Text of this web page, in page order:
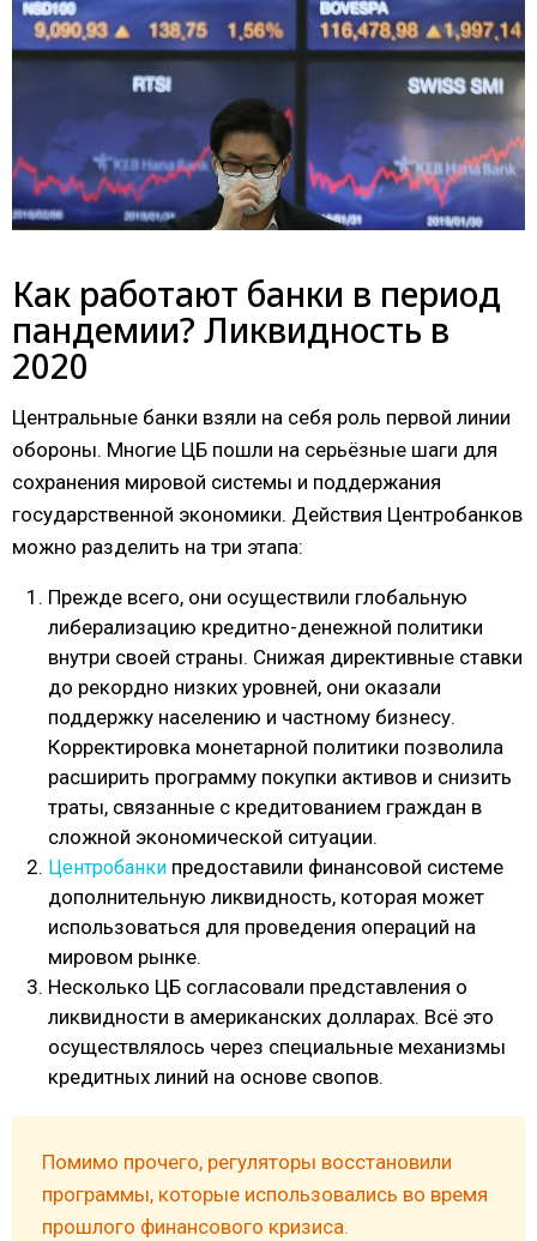
Как работают банки в период
пандемии? Ликвидность в
2020
Центральные банки взяли на себя роль первой линии
обороны. Многие ЦБ пошли на серьёзные шаги для
сохранения мировой системы и поддержания
государственной экономики. Действия Центробанков
можно разделить на три этапа:
Прежде всего, они осуществили глобальную
либерализацию кредитно-денежной политики
внутри своей страны. Снижая директивные ставки
до рекордно низких уровней, они оказали
поддержку населению и частному бизнесу.
Корректировка монетарной политики позволила
расширить программу покупки активов и снизить
траты, связанные с кредитованием граждан в
сложной экономической ситуации.
Центробанки предоставили финансовой системе
дополнительную ликвидность, которая может
использоваться для проведения операций на
мировом рынке.
Несколько ЦБ согласовали представления о
ликвидности в американских долларах. Всё это
осуществлялось через специальные механизмы
кредитных линий на основе свопов.
Помимо прочего, регуляторы восстановили
программы, которые использовались во время
прошлого финансового кризиса.